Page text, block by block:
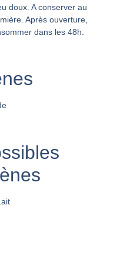
doux. A conserver au
Après ouverture,
dans les 48h.